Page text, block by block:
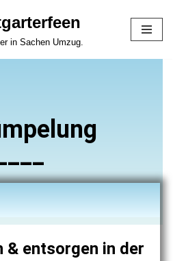
in Sachen Umzug.
& entsorgen in der